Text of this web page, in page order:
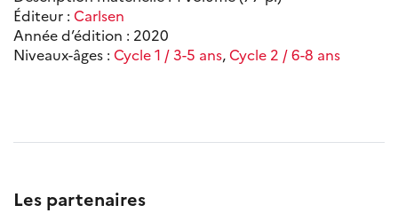
Éditeur : Carlsen
Année d’édition : 2020
Niveaux-âges : Cycle 1 / 3-5 ans,Cycle 2 / 6-8 ans
Les partenaires